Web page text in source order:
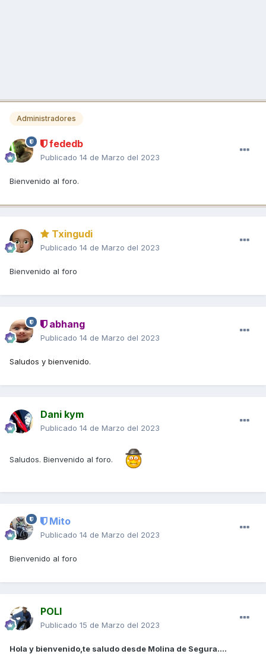
Administradores
fededb
Publicado 14 de Marzo del 2023
Bienvenido al foro.
Txingudi
Publicado 14 de Marzo del 2023
Bienvenido al foro
abhang
Publicado 14 de Marzo del 2023
Saludos y bienvenido.
Dani kym
Publicado 14 de Marzo del 2023
Saludos. Bienvenido al foro.
Mito
Publicado 14 de Marzo del 2023
Bienvenido al foro
POLI
Publicado 15 de Marzo del 2023
Hola y bienvenido,te saludo desde Molina de Segura....